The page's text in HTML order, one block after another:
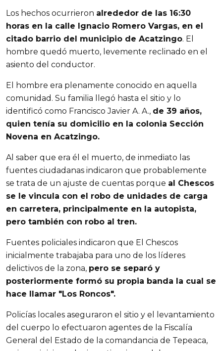
Los hechos ocurrieron alrededor de las 16:30
horas en la calle Ignacio Romero Vargas, en el
citado barrio del municipio de Acatzingo. El
hombre quedó muerto, levemente reclinado en el
asiento del conductor.
El hombre era plenamente conocido en aquella
comunidad. Su familia llegó hasta el sitio y lo
identificó como Francisco Javier A. A., de 39 años,
quien tenía su domicilio en la colonia Sección
Novena en Acatzingo.
Al saber que era él el muerto, de inmediato las
fuentes ciudadanas indicaron que probablemente
se trata de un ajuste de cuentas porque al Chescos
se le vincula con el robo de unidades de carga
en carretera, principalmente en la autopista,
pero también con robo al tren.
Fuentes policiales indicaron que El Chescos
inicialmente trabajaba para uno de los líderes
delictivos de la zona, pero se separó y
posteriormente formó su propia banda la cual se
hace llamar "Los Roncos".
Policías locales aseguraron el sitio y el levantamiento
del cuerpo lo efectuaron agentes de la Fiscalía
General del Estado de la comandancia de Tepeaca,